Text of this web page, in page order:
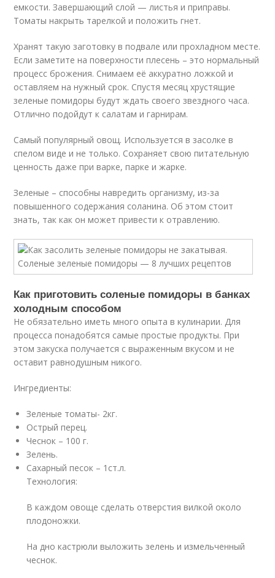
емкости. Завершающий слой — листья и приправы.
Томаты накрыть тарелкой и положить гнет.
Хранят такую заготовку в подвале или прохладном месте.
Если заметите на поверхности плесень – это нормальный
процесс брожения. Снимаем её аккуратно ложкой и
оставляем на нужный срок. Спустя месяц хрустящие
зеленые помидоры будут ждать своего звездного часа.
Отлично подойдут к салатам и гарнирам.
Самый популярный овощ. Используется в засолке в
спелом виде и не только. Сохраняет свою питательную
ценность даже при варке, парке и жарке.
Зеленые – способны навредить организму, из-за
повышенного содержания соланина. Об этом стоит
знать, так как он может привести к отравлению.
Как приготовить соленые помидоры в банках
холодным способом
Не обязательно иметь много опыта в кулинарии. Для
процесса понадобятся самые простые продукты. При
этом закуска получается с выраженным вкусом и не
оставит равнодушным никого.
Ингредиенты:
Зеленые томаты- 2кг.
Острый перец.
Чеснок – 100 г.
Зелень.
Сахарный песок – 1ст.л.
Технология:
В каждом овоще сделать отверстия вилкой около
плодоножки.
На дно кастрюли выложить зелень и измельченный
чеснок.